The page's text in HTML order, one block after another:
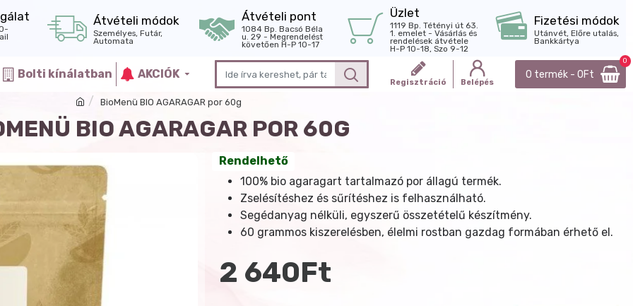
Átvételi módok
Személyes, Futár,
Automata
Átvételi pont
1084 Bp. Bacsó Béla
u. 29 - Megrendelést
követően H-P 10-17
Üzlet
1119 Bp. Tétényi út 63.
1. emelet - Vásárlás és
rendelések átvétele
H-P 10-18, Szo 9-12
Fizetési módok
Utánvét, Előre utalás,
Bankkártya
Bolti kínálatban AKCIÓK
Regisztráció Belépés
0 termék - 0Ft
0
BioMenü BIO AGARAGAR por 60g
BIO AGARAGAR POR 60G
Rendelhető
2 640Ft
100% bio agaragart tartalmazó por állagú termék.
Zselésítéshez és sűrítéshez is felhasználható.
Segédanyag nélküli, egyszerű összetételű készítmény.
60 grammos kiszerelésben, élelmi rostban gazdag formában érhető el.